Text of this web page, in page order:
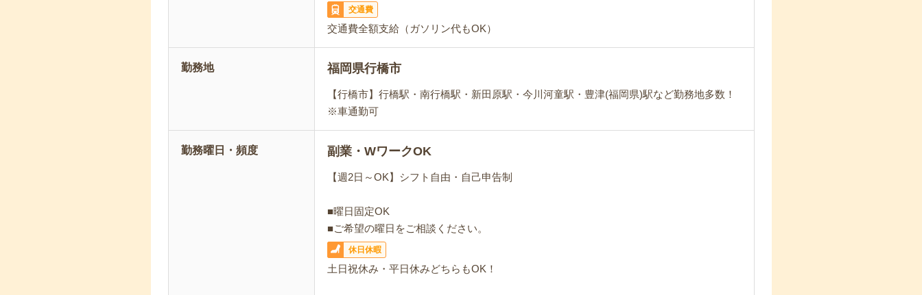
交通費
交通費全額支給（ガソリン代もOK）
勤務地 福岡県行橋市
【行橋市】行橋駅・南行橋駅・新田原駅・今川河童駅・豊津(福岡県)駅など勤務地多数！
※車通勤可
勤務曜日・頻度 副業・WワークOK
【週2日～OK】シフト自由・自己申告制
■曜日固定OK
■ご希望の曜日をご相談ください。
休日休暇
土日祝休み・平日休みどちらもOK！